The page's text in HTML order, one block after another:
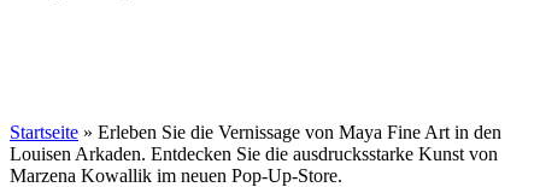
Startseite » Erleben Sie die Vernissage von Maya Fine Art in den
Louisen Arkaden. Entdecken Sie die ausdrucksstarke Kunst von
Marzena Kowallik im neuen Pop-Up-Store.